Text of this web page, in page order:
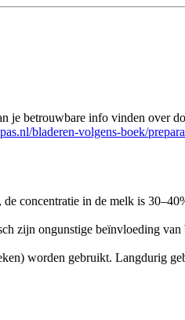
je betrouwbare info vinden over
bladeren-volgens-boek/
concentratie in de melk is
zijn ongunstige beïnvloeding
worden gebruikt. Langdurig